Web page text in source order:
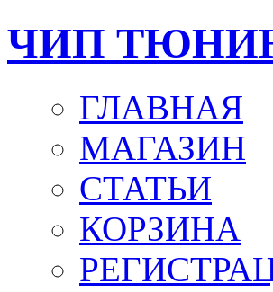
ЧИП
ГЛАВНАЯ
МАГАЗИН
СТАТЬИ
КОРЗИНА